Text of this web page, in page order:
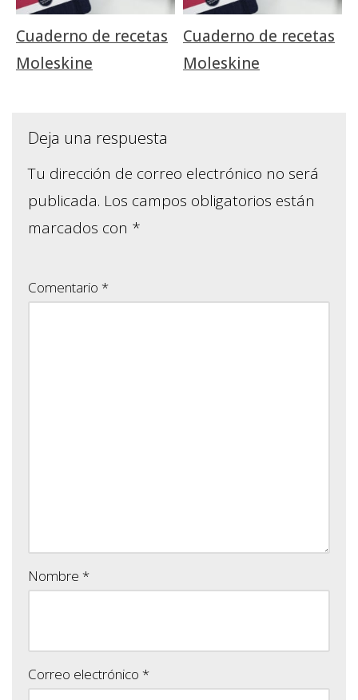
Cuaderno de recetas
Moleskine
Cuaderno de recetas
Moleskine
Deja una respuesta
Tu dirección de correo electrónico no será
publicada. Los campos obligatorios están
marcados con *
Comentario *
Nombre *
Correo electrónico *